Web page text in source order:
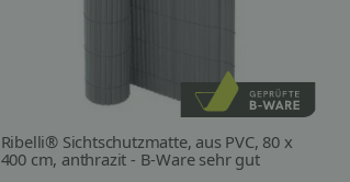
Ribelli® Sichtschutzmatte, aus PVC, 80 x
400 cm, anthrazit - B-Ware sehr gut